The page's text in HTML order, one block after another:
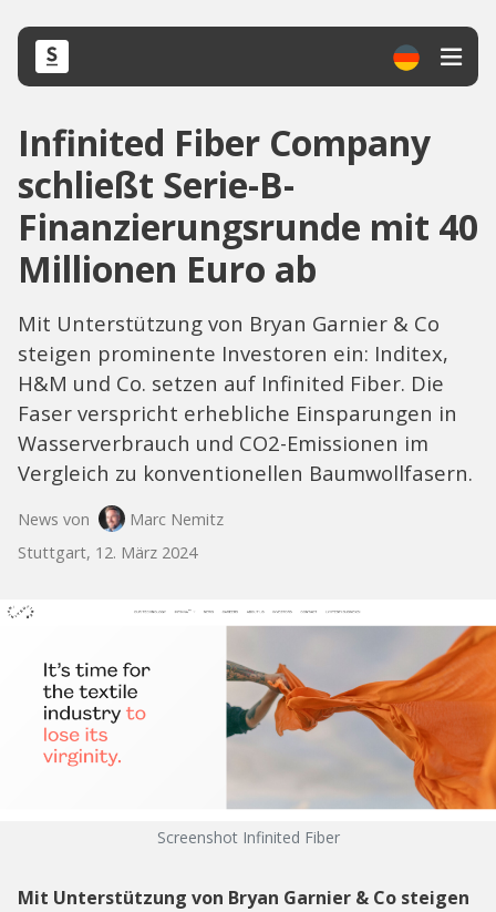
Infinited Fiber Company
schließt Serie-B-
Finanzierungsrunde mit 40
Millionen Euro ab
Mit Unterstützung von Bryan Garnier & Co
steigen prominente Investoren ein: Inditex,
H&M und Co. setzen auf Infinited Fiber. Die
Faser verspricht erhebliche Einsparungen in
Wasserverbrauch und CO2-Emissionen im
Vergleich zu konventionellen Baumwollfasern.
News von
Marc Nemitz
Stuttgart, 12. März 2024
Screenshot Infinited Fiber
Mit Unterstützung von Bryan Garnier & Co steigen